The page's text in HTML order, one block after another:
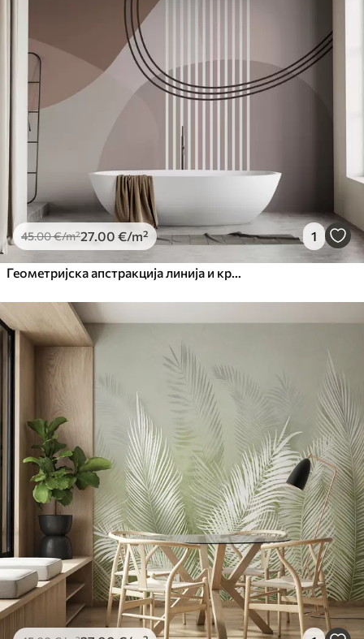
45.00€/m²27.00 €/m² 1
Геометријска апстракција линија и круг минимализам модеран стил